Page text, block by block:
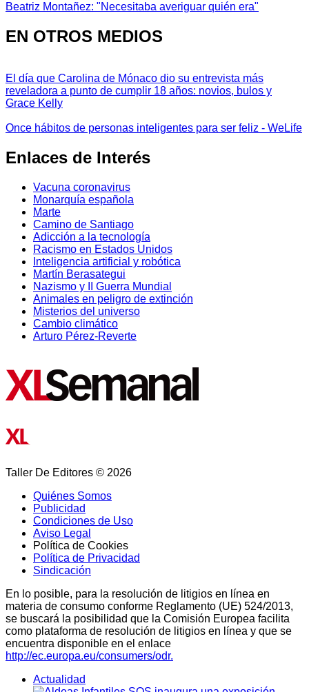
Beatriz Montañez: "Necesitaba averiguar quién era"
EN OTROS MEDIOS
El día que Carolina de Mónaco dio su entrevista más
reveladora a punto de cumplir 18 años: novios, bulos y
Grace Kelly
Once hábitos de personas inteligentes para ser feliz - WeLife
Enlaces de Interés
Vacuna coronavirus
Monarquía española
Marte
Camino de Santiago
Adicción a la tecnología
Racismo en Estados Unidos
Inteligencia artificial y robótica
Martín Berasategui
Nazismo y II Guerra Mundial
Animales en peligro de extinción
Misterios del universo
Cambio climático
Arturo Pérez-Reverte
Taller De Editores © 2026
Quiénes Somos
Publicidad
Condiciones de Uso
Aviso Legal
Política de Cookies
Política de Privacidad
Sindicación
En lo posible, para la resolución de litigios en línea en
materia de consumo conforme Reglamento (UE) 524/2013,
se buscará la posibilidad que la Comisión Europea facilita
como plataforma de resolución de litigios en línea y que se
encuentra disponible en el enlace
http://ec.europa.eu/consumers/odr.
Actualidad